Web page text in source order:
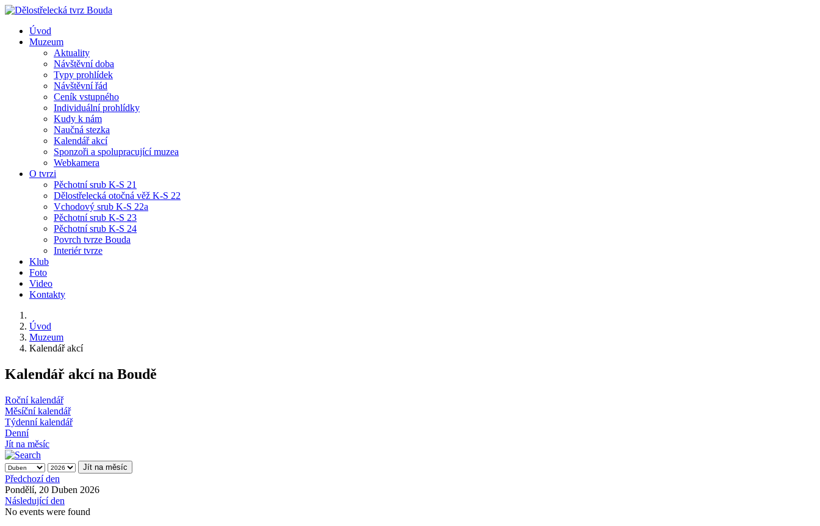
Úvod
Muzeum
Aktuality
Návštěvní doba
Typy prohlídek
Návštěvní řád
Ceník vstupného
Individuální prohlídky
Kudy k nám
Naučná stezka
Kalendář akcí
Sponzoři a spolupracující muzea
Webkamera
O tvrzi
Pěchotní srub K-S 21
Dělostřelecká otočná věž K-S 22
Vchodový srub K-S 22a
Pěchotní srub K-S 23
Pěchotní srub K-S 24
Povrch tvrze Bouda
Interiér tvrze
Klub
Foto
Video
Kontakty
Úvod
Muzeum
Kalendář akcí
Kalendář akcí na Boudě
Roční kalendář
Měsíční kalendář
Týdenní kalendář
Denní
Jít na měsíc
Jít na měsíc
Předchozí den
Pondělí, 20 Duben 2026
Následující den
No events were found